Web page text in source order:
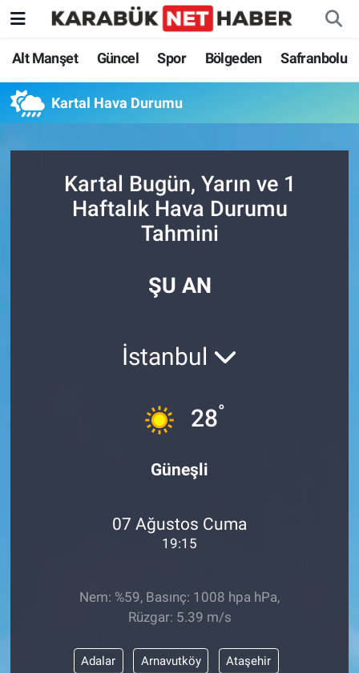
Alt Manşet Güncel Spor Bölgeden Safranbolu
Kartal Hava Durumu
Kartal Bugün, Yarın ve 1
Haftalık Hava Durumu
Tahmini
ŞU AN
İstanbul
28°
Güneşli
07 Ağustos Cuma
19:15
Nem: %59, Basınç: 1008 hpa hPa,
Rüzgar: 5.39 m/s
Adalar Arnavutköy Ataşehir